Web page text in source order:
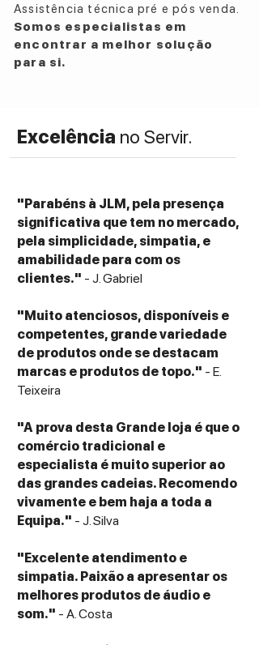
Assistência técnica pré e pós venda.
Somos especialistas em
encontrar a melhor solução
para si.
Excelência no Servir.
"Parabéns à JLM, pela presença
significativa que tem no mercado,
pela simplicidade, simpatia, e
amabilidade para com os
clientes." - J. Gabriel
"Muito atenciosos, disponíveis e
competentes, grande variedade
de produtos onde se destacam
marcas e produtos de topo." - E.
Teixeira
"A prova desta Grande loja é que o
comércio tradicional e
especialista é muito superior ao
das grandes cadeias. Recomendo
vivamente e bem haja a toda a
Equipa." - J. Silva
"Excelente atendimento e
simpatia. Paixão a apresentar os
melhores produtos de áudio e
som." - A. Costa